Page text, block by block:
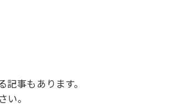
事もあります。
。